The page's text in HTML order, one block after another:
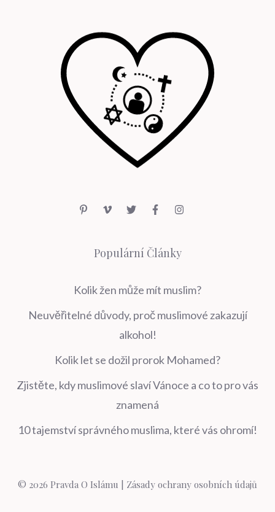
Populární Články
Kolik žen může mít muslim?
Neuvěřitelné důvody, proč muslimové zakazují
alkohol!
Kolik let se dožil prorok Mohamed?
Zjistěte, kdy muslimové slaví Vánoce a co to pro vás
znamená
10 tajemství správného muslima, které vás ohromí!
© 2026 Pravda O Islámu | Zásady ochrany osobních údajů